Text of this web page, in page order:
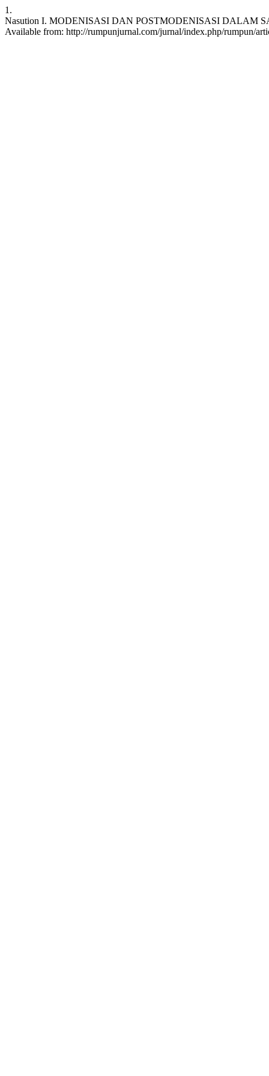
1.
Nasution I. MODENISASI DAN POSTMODENISASI DALAM
Available from: http://rumpunjurnal.com/jurnal/index.php/rumpun/